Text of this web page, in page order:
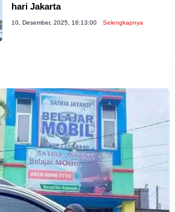
hari Jakarta
10, Desember, 2025, 16:13:00 Selengkapnya